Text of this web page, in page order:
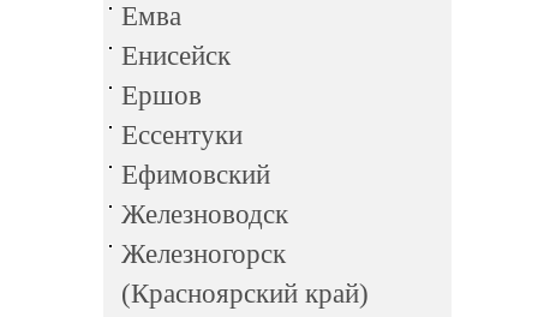
Емва
Енисейск
Ершов
Ессентуки
Ефимовский
Железноводск
Железногорск
(Красноярский край)